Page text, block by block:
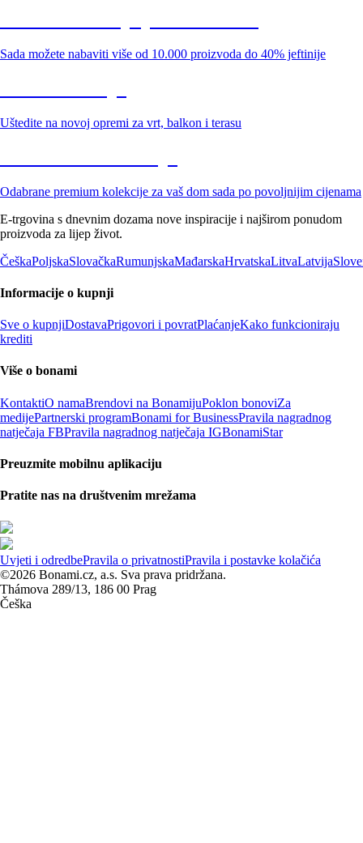
Sada možete nabaviti više od 10.000 proizvoda do 40% jeftinije
Uštedite na novoj opremi za vrt, balkon i terasu
Odabrane premium kolekcije za vaš dom sada po povoljnijim cijenama
E-trgovina s dnevnim dozama nove inspiracije i najširom ponudom
proizvoda za lijep život.
ČeškaPoljskaSlovačkaRumunjskaMađarskaHrvatskaLitvaLatvija
Informacije o kupnji
Sve o kupnjiDostavaPrigovori i povratPlaćanjeKako funkcioniraju
krediti
Više o bonami
KontaktiO namaBrendovi na BonamijuPoklon bonoviZa
medijePartnerski programBonami for BusinessPravila nagradnog
natječaja FBPravila nagradnog natječaja IGBonamiStar
Preuzmite mobilnu aplikaciju
Pratite nas na društvenim mrežama
Uvjeti i odredbePravila o privatnostiPravila i postavke kolačića
©2026 Bonami.cz, a.s. Sva prava pridržana.
Thámova 289/13, 186 00 Prag
Češka